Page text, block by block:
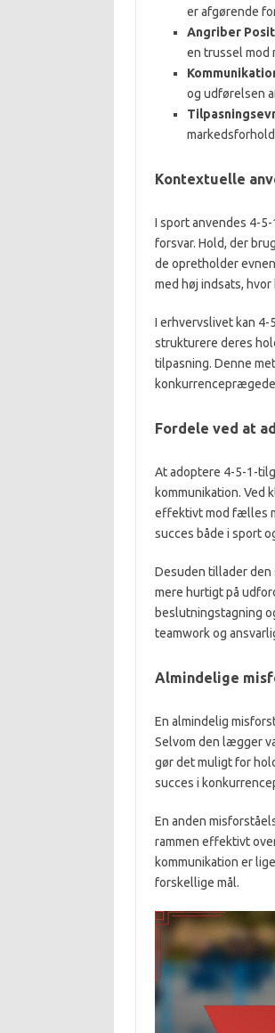
er afgørende
Angriber
en trussel mod
og udførelsen
Kontextuelle
I sport anvendes 4-
forsvar. Hold, der
de opretholder
med høj indsats,
I erhvervslivet kan 4-
strukturere deres
tilpasning. Denne
Fordele ved at
At adoptere 4-5-1-
kommunikation. Ved
effektivt mod fælles
succes både i sport
Desuden tillader
mere hurtigt på
beslutningstagning
teamwork og
Almindelige
En almindelig
Selvom den lægger
gør det muligt for
succes i
En anden
rammen effektivt
kommunikation er
forskellige mål.